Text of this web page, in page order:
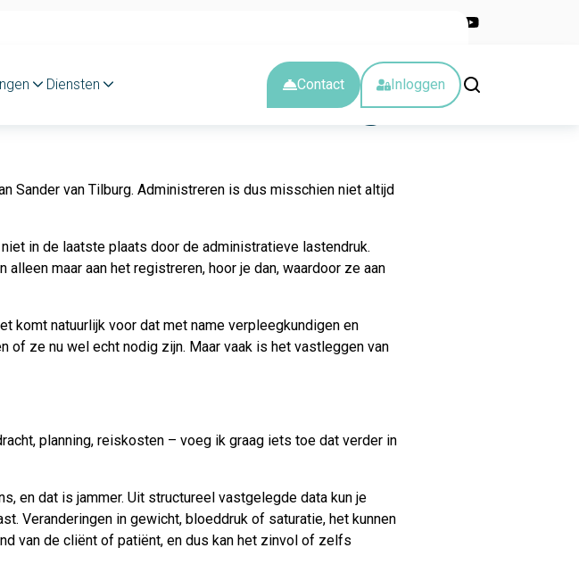
Diensten Contact Inloggen
van Tilburg
Sander van Tilburg. Administreren is dus misschien niet altijd
in de laatste plaats door de administratieve lastendruk.
maar aan het registreren, hoor je dan, waardoor ze aan
komt natuurlijk voor dat met name verpleegkundigen en
of ze nu wel echt nodig zijn. Maar vaak is het vastleggen van
planning, reiskosten – voeg ik graag iets toe dat verder in
en dat is jammer. Uit structureel vastgelegde data kun je
Veranderingen in gewicht, bloeddruk of saturatie, het kunnen
van de cliënt of patiënt, en dus kan het zinvol of zelfs